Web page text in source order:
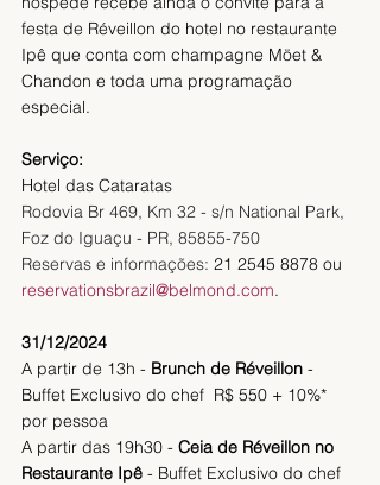
festa de Réveillon do hotel no restaurante
Ipê que conta com champagne Möet &
Chandon e toda uma programação
especial.
Serviço:
Hotel das Cataratas
Rodovia Br 469, Km 32 - s/n National Park,
Foz do Iguaçu - PR, 85855-750
Reservas e informações: 21 2545 8878 ou
reservationsbrazil@belmond.com.
31/12/2024
A partir de 13h - Brunch de Réveillon -
Buffet Exclusivo do chef  R$ 550 + 10%*
por pessoa
A partir das 19h30 - Ceia de Réveillon no
Restaurante Ipê - Buffet Exclusivo do chef